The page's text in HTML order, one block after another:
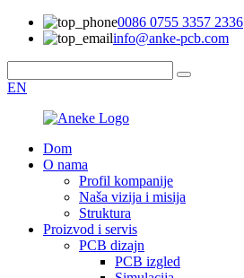
0086 0755 3357 2336
info@anke-pcb.com
EN
Dom
O nama
Profil kompanije
Naša vizija i misija
Struktura
Proizvod i servis
PCB dizajn
PCB izgled